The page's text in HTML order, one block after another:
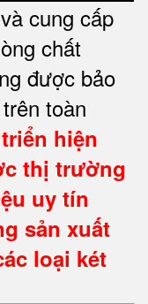
cung cấp
chất
được bảo
toàn
hiện
thị trường
uy tín
sản xuất
loại két